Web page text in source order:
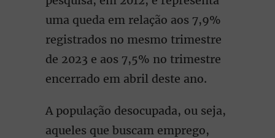
uma queda em relação aos 7,9%
registrados no mesmo trimestre
de 2023 e aos 7,5% no trimestre
encerrado em abril deste ano.
A população desocupada, ou seja,
aqueles que buscam emprego,